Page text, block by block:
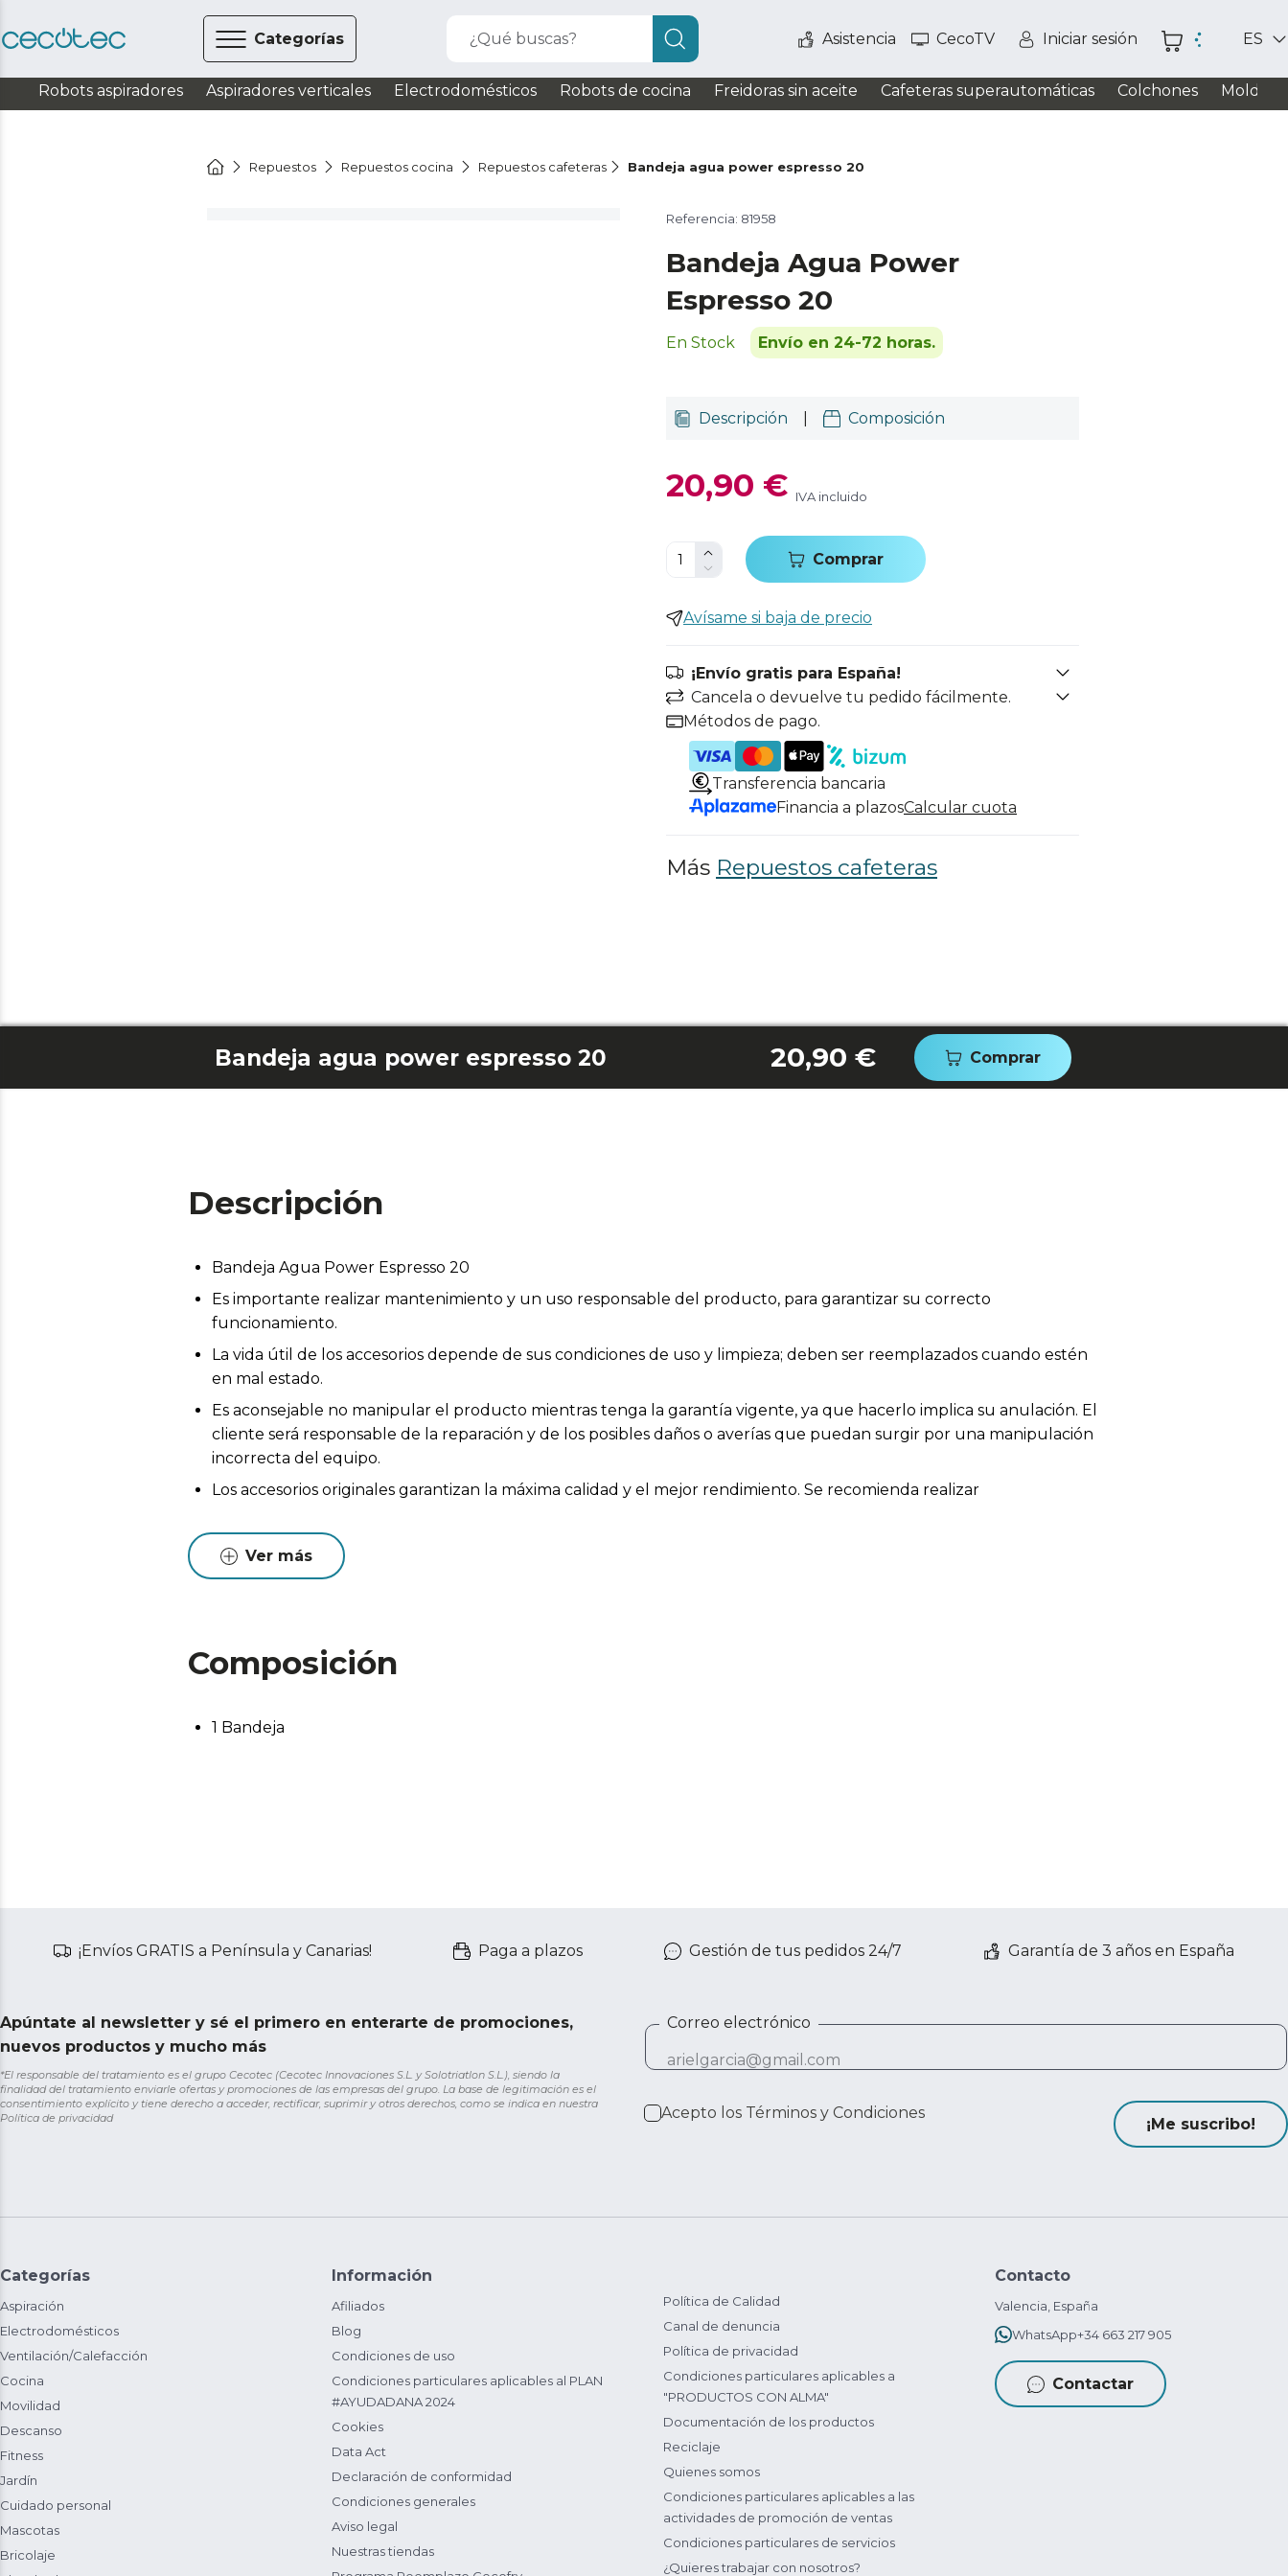
Categorías ¿Qué buscas? Asistencia CecoTV Iniciar sesión ES
Robots aspiradores Aspiradores verticales Electrodomésticos Robots de cocina Freidoras sin aceite Cafeteras superautomáticas Colchones
Repuestos Repuestos cocina Repuestos cafeteras Bandeja agua power espresso 20
Referencia: 81958
Bandeja Agua Power
Espresso 20
En Stock Envío en 24-72 horas.
Descripción Composición
20,90 € IVA incluido
Comprar
Avísame si baja de precio
¡Envío gratis para España!
Cancela o devuelve tu pedido fácilmente.
Métodos de pago.
Transferencia bancaria
Financia a plazosCalcular cuota
Más Repuestos cafeteras
Bandeja agua power espresso 20 20,90 € Comprar
Descripción
Bandeja Agua Power Espresso 20
Es importante realizar mantenimiento y un uso responsable del producto, para garantizar su correcto
funcionamiento.
La vida útil de los accesorios depende de sus condiciones de uso y limpieza; deben ser reemplazados cuando estén
en mal estado.
Es aconsejable no manipular el producto mientras tenga la garantía vigente, ya que hacerlo implica su anulación. El
cliente será responsable de la reparación y de los posibles daños o averías que puedan surgir por una manipulación
incorrecta del equipo.
Los accesorios originales garantizan la máxima calidad y el mejor rendimiento. Se recomienda realizar
Ver más
Composición
1 Bandeja
¡Envíos GRATIS a Península y Canarias! Paga a plazos Gestión de tus pedidos 24/7 Garantía de 3 años en España
Apúntate al newsletter y sé el primero en enterarte de promociones,
nuevos productos y mucho más
*El responsable del tratamiento es el grupo Cecotec (Cecotec Innovaciones S.L. y Solotriatlon S.L.), siendo la
finalidad del tratamiento enviarle ofertas y promociones de las empresas del grupo. La base de legitimación es el
consentimiento explícito y tiene derecho a acceder, rectificar, suprimir y otros derechos, como se indica en nuestra
Política de privacidad
Correo electrónico
Acepto los Términos y Condiciones
¡Me suscribo!
Categorías
Aspiración
Electrodomésticos
Ventilación/Calefacción
Cocina
Movilidad
Descanso
Fitness
Jardín
Cuidado personal
Mascotas
Bricolaje
Información
Afiliados
Blog
Condiciones de uso
Condiciones particulares aplicables al PLAN
#AYUDADANA 2024
Cookies
Data Act
Declaración de conformidad
Condiciones generales
Aviso legal
Nuestras tiendas
Política de Calidad
Canal de denuncia
Política de privacidad
Condiciones particulares aplicables a
"PRODUCTOS CON ALMA"
Documentación de los productos
Reciclaje
Quienes somos
Condiciones particulares aplicables a las
actividades de promoción de ventas
Condiciones particulares de servicios
¿Quieres trabajar con nosotros?
Contacto
Valencia, España
WhatsApp+34 663 217 905
Contactar